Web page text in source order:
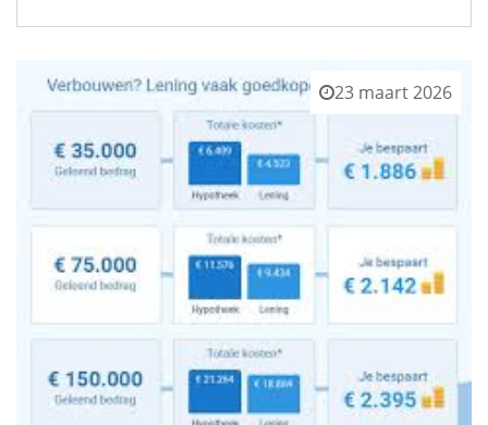
23 maart 2026